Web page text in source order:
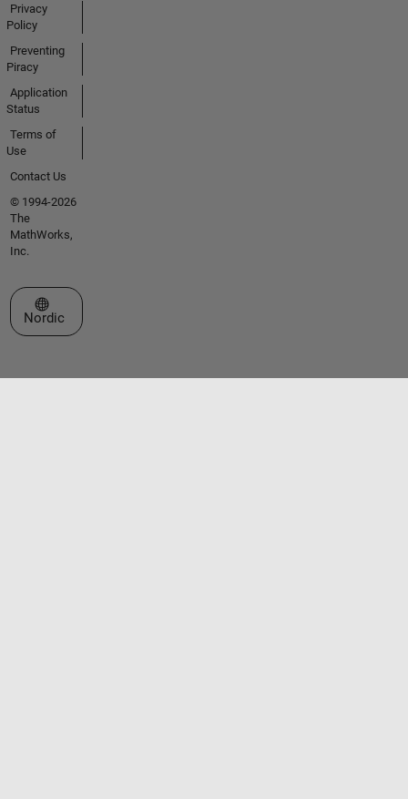
Privacy
Policy
Preventing
Piracy
Application
Status
Terms of
Use
Contact Us
© 1994-2026
The
MathWorks,
Inc.
Select a Web Site
Nordic